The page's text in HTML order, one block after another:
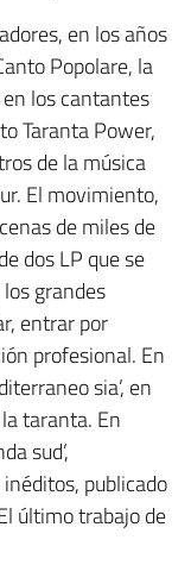
en los años
Popolare, la
los cantantes
Taranta Power,
de la música
El movimiento,
de miles de
dos LP que se
grandes
entrar por
profesional. En
sia’, en
taranta. En
sud’,
publicado
último trabajo de